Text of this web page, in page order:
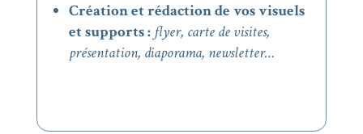
Création et rédaction de vos visuels
et supports : flyer, carte de visites,
présentation, diaporama, newsletter…